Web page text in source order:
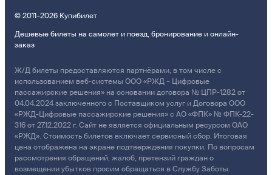
© 2011–2026 Купибилет
Дешевые билеты на самолет и поезд, бронирование и онлайн-
заказ
Ж/Д билеты предоставляются партнёрами, в том числе с
использованием веб-системы ООО «РЖД – Цифровые
пассажирские решения» на основании договора № ЦПР-1282 от
04.04.2024 заключенного с Поставщиком услуг и Договора ООО
«РЖД-Цифровые пассажирские решения» с АО «ФПК» № ФПК-22-
316 от 27.12.2022 г. Сайт не является официальным ресурсом ОАО
«РЖД». Стоимость билетов включает сервисный сбор. Итоговая
цена отображена на экране подтверждения покупки. По вопросам
рассмотрения обращений, жалоб, претензий граждан о
возмещении убытков просим обращаться в Службу Заботы.